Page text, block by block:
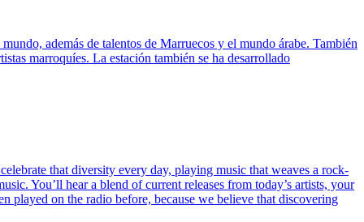
además de talentos de Marruecos y el mundo árabe. También
marroquíes. La estación también se ha desarrollado
that diversity every day, playing music that weaves a rock-
You’ll hear a blend of current releases from today’s artists, your
played on the radio before, because we believe that discovering